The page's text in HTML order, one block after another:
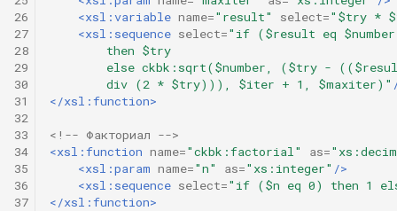
26
27
28
29
30
31
32
33
34
35
36
37
<xsl:variable name="result" select="$try *
<xsl:sequence select="if ($result eq
        then $try
else ckbk:sqrt($number, ($try -
        div (2 * $try))), $iter + 1, $maxiter)"
</xsl:function>
<!-- Факториал -->
<xsl:function name="ckbk:factorial" as=
<xsl:param name="n" as="xs:integer" />
<xsl:sequence select="if ($n eq 0) then 1
</xsl:function>